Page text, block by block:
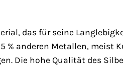
das für seine
% anderen Metallen, meist
Die hohe Qualität des